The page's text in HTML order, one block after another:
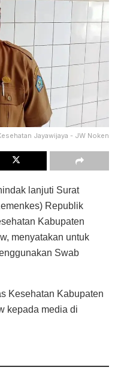
Jayawijaya - JW Noken
lanjuti Surat
Republik
Kabupaten
menyatakan untuk
Swab
Kesehatan Kabupaten
kepada media di